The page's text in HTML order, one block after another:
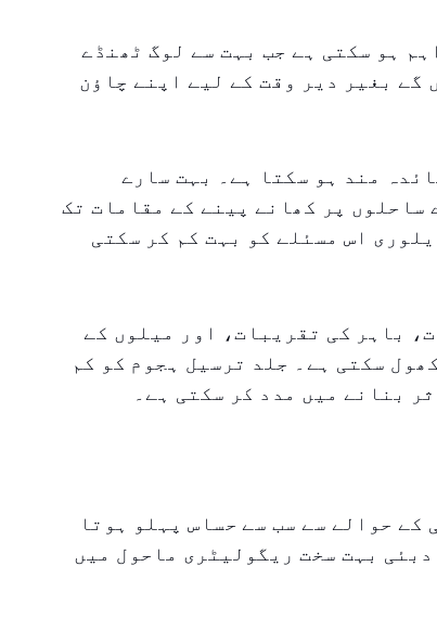
ہو سکتی ہے جب بہت سے لوگ ٹھنڈے
گے بغیر دیر وقت کے لیے اپنے چاؤن
مند ہو سکتا ہے۔ بہت سارے
ساحلوں پر کھانے پینے کے مقامات تک
اس مسئلے کو بہت کم کر سکتی
باہر کی تقریبات، اور میلوں کے
سکتی ہے۔ جلد ترسیل ہجوم کو کم
بنانے میں مدد کر سکتی ہے۔
حوالے سے سب سے حساس پہلو ہوتا
بہت سخت ریگولیٹری ماحول میں